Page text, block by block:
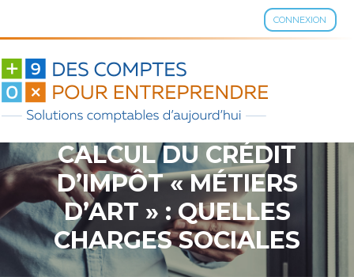
CONNEXION
Aller
contenu
CALCUL DU CRÉDIT
D’IMPÔT « MÉTIERS
D’ART » : QUELLES
CHARGES SOCIALES
PRENDRE EN COMPTE ?